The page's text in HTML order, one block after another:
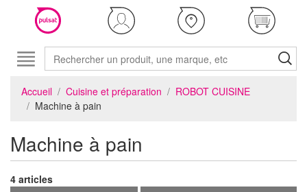
Accueil Cuisine et préparation
ROBOT CUISINE
Machine à pain
Machine à pain
4 articles